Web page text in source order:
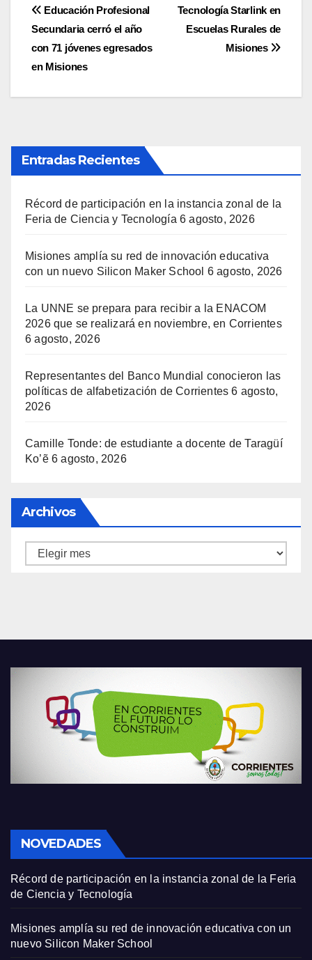
Navegación
de
entradas
Tecnología Starlink en
Escuelas Rurales de
Misiones
Educación Profesional
Secundaria cerró el año
con 71 jóvenes egresados
en Misiones
Entradas Recientes
Récord de participación en la instancia zonal de la
Feria de Ciencia y Tecnología 6 agosto, 2026
Misiones amplía su red de innovación educativa
con un nuevo Silicon Maker School 6 agosto, 2026
La UNNE se prepara para recibir a la ENACOM
2026 que se realizará en noviembre, en Corrientes
6 agosto, 2026
Representantes del Banco Mundial conocieron las
políticas de alfabetización de Corrientes 6 agosto,
2026
Camille Tonde: de estudiante a docente de Taragüí
Ko’ẽ 6 agosto, 2026
Archivos
Archivos
NOVEDADES
Récord de participación en la instancia zonal de la Feria
de Ciencia y Tecnología
Misiones amplía su red de innovación educativa con un
nuevo Silicon Maker School